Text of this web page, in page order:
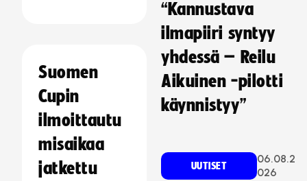
Suomen
Cupin
ilmoittautu
misaikaa
jatkettu
“Kannustava
ilmapiiri syntyy
yhdessä – Reilu
Aikuinen -pilotti
käynnistyy”
UUTISET
06.08.2
026